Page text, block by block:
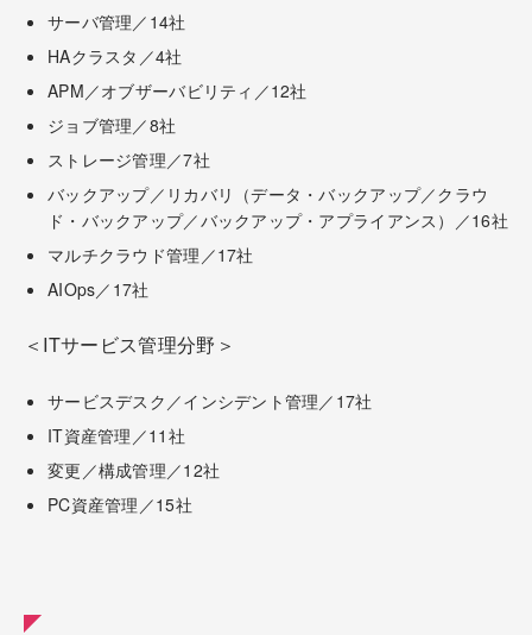
サーバ管理／14社
HAクラスタ／4社
APM／オブザーバビリティ／12社
ジョブ管理／8社
ストレージ管理／7社
バックアップ／リカバリ（データ・バックアップ／クラウ
ド・バックアップ／バックアップ・アプライアンス）／16社
マルチクラウド管理／17社
AIOps／17社
＜ITサービス管理分野＞
サービスデスク／インシデント管理／17社
IT資産管理／11社
変更／構成管理／12社
PC資産管理／15社